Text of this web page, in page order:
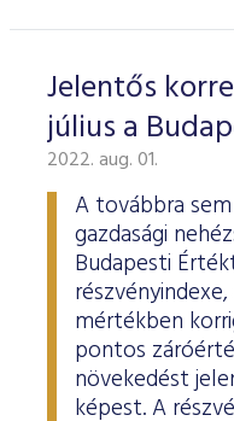
Jelentős
július a
2022. aug. 01.
A továbbra
gazdasági
Budapesti
mértékben
pontos
növekedést
képest. A